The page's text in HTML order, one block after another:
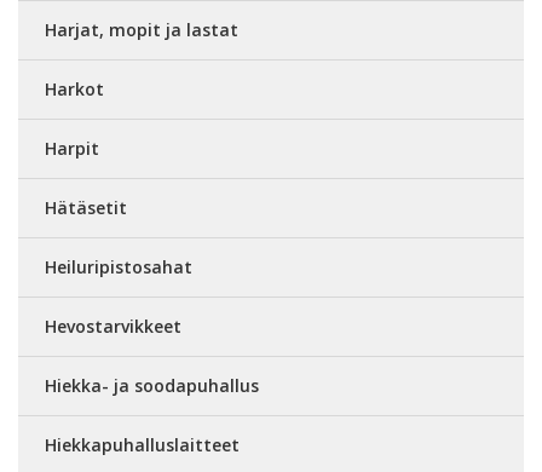
Harjat, mopit ja lastat
Harkot
Harpit
Hätäsetit
Heiluripistosahat
Hevostarvikkeet
Hiekka- ja soodapuhallus
Hiekkapuhalluslaitteet